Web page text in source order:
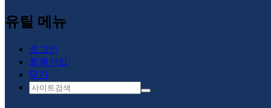
유틸 메뉴
로그인
회원가입
닫기
수강신청
전체과정